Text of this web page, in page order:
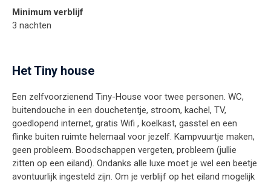
Minimum verblijf
3 nachten
Het Tiny house
Een zelfvoorzienend Tiny-House voor twee personen. WC,
buitendouche in een douchetentje, stroom, kachel, TV,
goedlopend internet, gratis Wifi , koelkast, gasstel en een
flinke buiten ruimte helemaal voor jezelf. Kampvuurtje maken,
geen probleem. Boodschappen vergeten, probleem (jullie
zitten op een eiland). Ondanks alle luxe moet je wel een beetje
avontuurlijk ingesteld zijn. Om je verblijf op het eiland mogelijk